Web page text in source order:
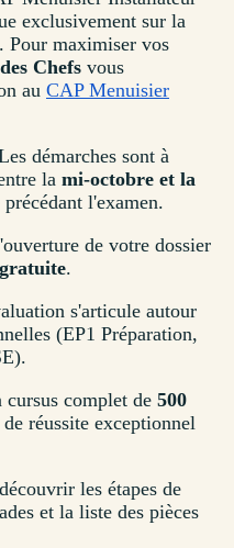
exclusivement sur la
Pour maximiser vos
Chefs vous
au CAP Menuisier
démarches sont à
la mi-octobre et la
précédant l'examen.
de votre dossier
gratuite.
s'articule autour
(EP1 Préparation,
cursus complet de 500
réussite exceptionnel
les étapes de
et la liste des pièces